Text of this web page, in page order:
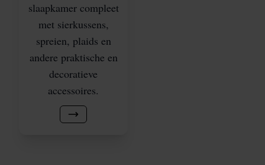
slaapkamer compleet
met sierkussens,
spreien, plaids en
andere praktische en
decoratieve
accessoires.